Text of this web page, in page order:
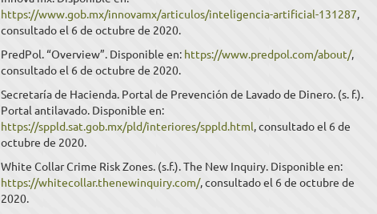
https://www.gob.mx/innovamx/articulos/inteligencia-artificial-131287,
consultado el 6 de octubre de 2020.
PredPol. “Overview”. Disponible en: https://www.predpol.com/about/,
consultado el 6 de octubre de 2020.
Secretaría de Hacienda. Portal de Prevención de Lavado de Dinero. (s. f.).
Portal antilavado. Disponible en:
https://sppld.sat.gob.mx/pld/interiores/sppld.html, consultado el 6 de
octubre de 2020.
White Collar Crime Risk Zones. (s.f.). The New Inquiry. Disponible en:
https://whitecollar.thenewinquiry.com/, consultado el 6 de octubre de
2020.